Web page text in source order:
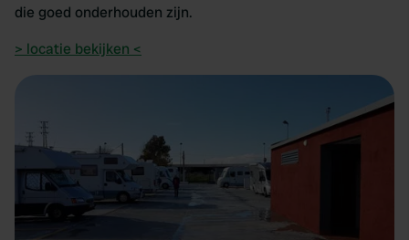
die goed onderhouden zijn.
> locatie bekijken <